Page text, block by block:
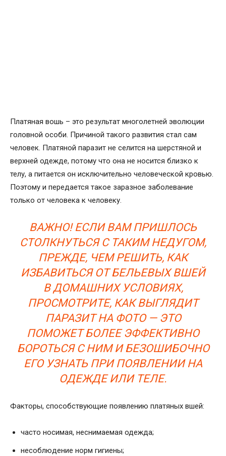
Платяная вошь – это результат многолетней эволюции
головной особи. Причиной такого развития стал сам
человек. Платяной паразит не селится на шерстяной и
верхней одежде, потому что она не носится близко к
телу, а питается он исключительно человеческой кровью.
Поэтому и передается такое заразное заболевание
только от человека к человеку.
ВАЖНО! ЕСЛИ ВАМ ПРИШЛОСЬ
СТОЛКНУТЬСЯ С ТАКИМ НЕДУГОМ,
ПРЕЖДЕ, ЧЕМ РЕШИТЬ, КАК
ИЗБАВИТЬСЯ ОТ БЕЛЬЕВЫХ ВШЕЙ
В ДОМАШНИХ УСЛОВИЯХ,
ПРОСМОТРИТЕ, КАК ВЫГЛЯДИТ
ПАРАЗИТ НА ФОТО — ЭТО
ПОМОЖЕТ БОЛЕЕ ЭФФЕКТИВНО
БОРОТЬСЯ С НИМ И БЕЗОШИБОЧНО
ЕГО УЗНАТЬ ПРИ ПОЯВЛЕНИИ НА
ОДЕЖДЕ ИЛИ ТЕЛЕ.
Факторы, способствующие появлению платяных вшей:
часто носимая, неснимаемая одежда;
несоблюдение норм гигиены;